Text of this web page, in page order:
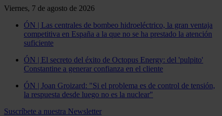
Viernes, 7 de agosto de 2026
ÓN | Las centrales de bombeo hidroeléctrico, la gran ventaja
competitiva en España a la que no se ha prestado la atención
suficiente
ÓN | El secreto del éxito de Octopus Energy: del 'pulpito'
Constantine a generar confianza en el cliente
ÓN | Joan Groizard: "Si el problema es de control de tensión,
la respuesta desde luego no es la nuclear"
Suscríbete a nuestra Newsletter